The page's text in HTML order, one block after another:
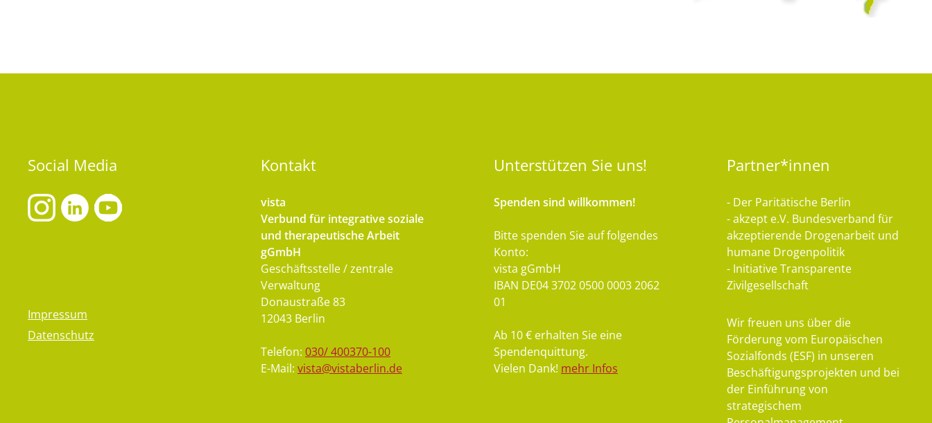
Social Media
Impressum
Datenschutz
Kontakt
vista
Verbund für integrative soziale
und therapeutische Arbeit
gGmbH
Geschäftsstelle / zentrale
Verwaltung
Donaustraße 83
12043 Berlin
Telefon: 030/ 400370-100
E-Mail: vista@vistaberlin.de
Unterstützen Sie uns!
Spenden sind willkommen!
Bitte spenden Sie auf folgendes
Konto:
vista gGmbH
IBAN DE04 3702 0500 0003 2062
01
Ab 10 € erhalten Sie eine
Spendenquittung.
Vielen Dank! mehr Infos
Partner*innen
- Der Paritätische Berlin
- akzept e.V. Bundesverband für
akzeptierende Drogenarbeit und
humane Drogenpolitik
- Initiative Transparente
Zivilgesellschaft
Wir freuen uns über die
Förderung vom Europäischen
Sozialfonds (ESF) in unseren
Beschäftigungsprojekten und bei
der Einführung von
strategischem